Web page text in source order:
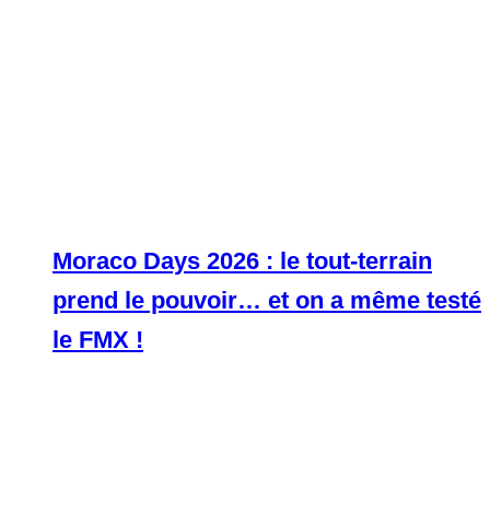
Moraco Days 2026 : le tout-terrain
prend le pouvoir… et on a même testé
le FMX !